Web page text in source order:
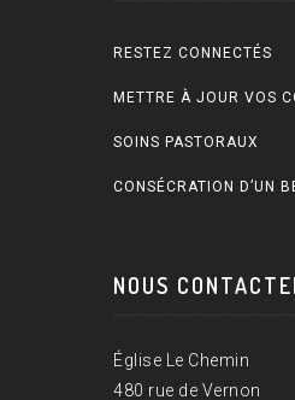
RESTEZ CONNECTÉS
METTRE À JOUR VOS
SOINS PASTORAUX
CONSÉCRATION D’UN
NOUS
Église Le Chemin
480 rue de Vernon